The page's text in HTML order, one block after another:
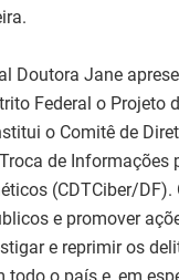
Doutora Jane
Federal o Projeto
o Comitê de
de Informações
(CDTCiber/DF).
e promover
e reprimir os